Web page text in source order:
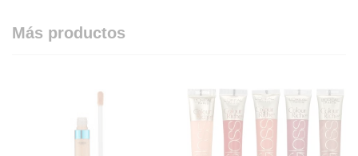
Más productos